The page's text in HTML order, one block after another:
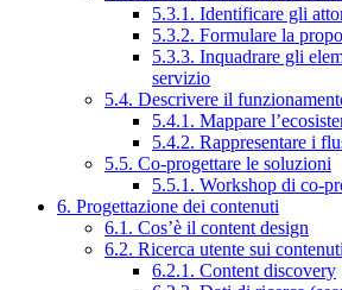
5.3.1. Identificare gli
5.3.2. Formulare la
5.3.3. Inquadrare gli
servizio
5.4. Descrivere il
5.4.1. Mappare
5.4.2. Rappresentare i
5.5. Co-progettare le soluzioni
5.5.1. Workshop di co-
6. Progettazione dei contenuti
6.1. Cos’è il content design
6.2. Ricerca utente sui
6.2.1. Content discovery